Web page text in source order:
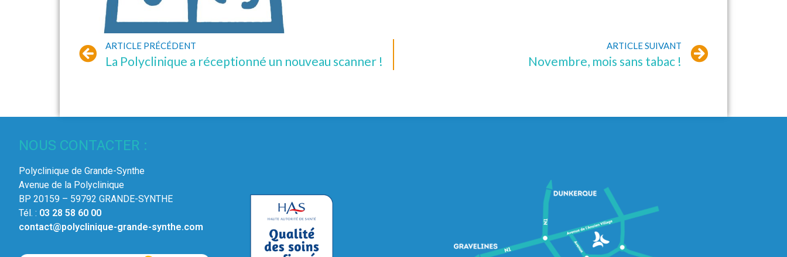
ARTICLE PRÉCÉDENT
La Polyclinique a réceptionné un nouveau scanner !
ARTICLE SUIVANT
Novembre, mois sans tabac !
NOUS CONTACTER :
Polyclinique de Grande-Synthe
Avenue de la Polyclinique
BP 20159 – 59792 GRANDE-SYNTHE
Tél. : 03 28 58 60 00
contact@polyclinique-grande-synthe.com